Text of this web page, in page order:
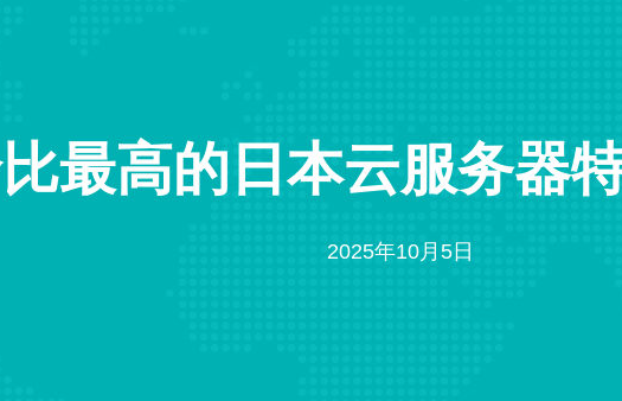
最高的日本云服务器
2025年10月5日